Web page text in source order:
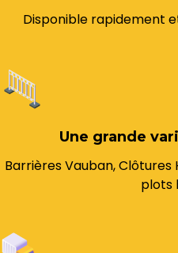
Disponible rapidement
Une grande
Barrières Vauban, Clôtures
plots